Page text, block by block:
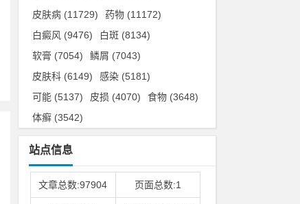
皮肤病 (11729) 药物 (11172)
白癜风 (9476) 白斑 (8134)
软膏 (7054) 鳞屑 (7043)
皮肤科 (6149) 感染 (5181)
可能 (5137) 皮损 (4070) 食物 (3648)
体癣 (3542)
站点信息
文章总数:97904 页面总数:1